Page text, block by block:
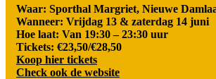
Waar: Sporthal Margriet, Nieuwe
Wanneer: Vrijdag 13 & zaterdag 14 juni
Hoe laat: Van 19:30 – 23:30 uur
Tickets: €23,50/€28,50
Koop hier tickets
Check ook de website